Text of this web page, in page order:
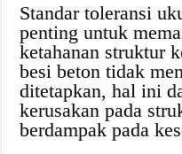
Standar toleransi
penting untuk
ketahanan struktur
besi beton tidak
ditetapkan, hal ini
kerusakan pada
berdampak pada